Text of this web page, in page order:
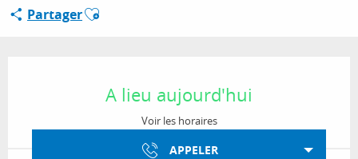
PartagerAjouter aux favoris
A lieu aujourd'hui
Voir les horaires
APPELER